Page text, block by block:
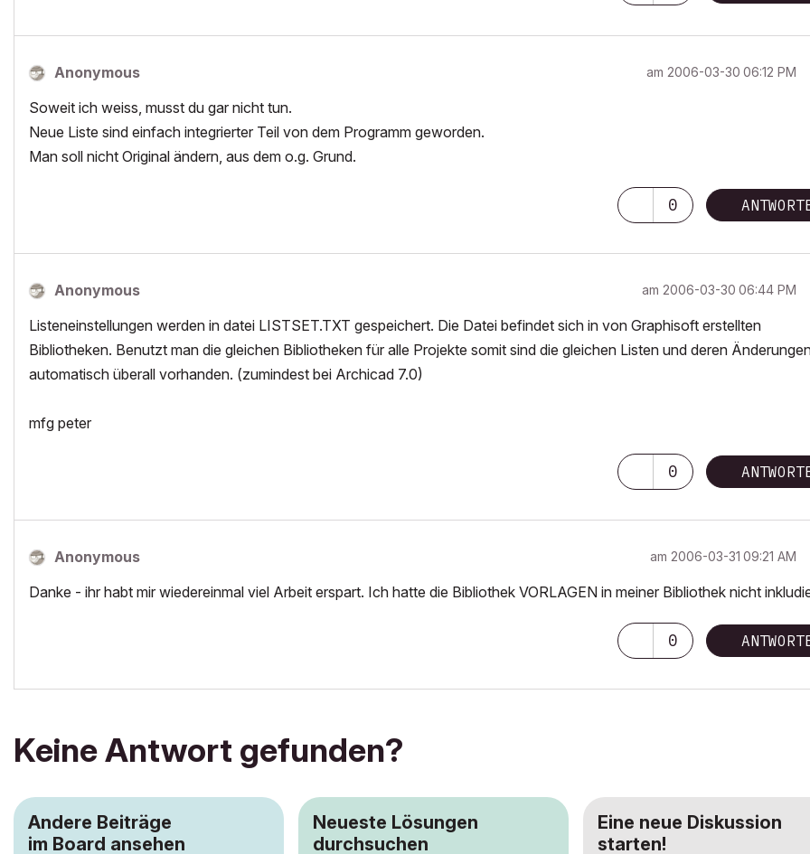
Anonymous am ‎2006-03-30 06:12 PM
Soweit ich weiss, musst du gar nicht tun.
Neue Liste sind einfach integrierter Teil von dem Programm geworden.
Man soll nicht Original ändern, aus dem o.g. Grund.
0
Anonymous am ‎2006-03-30 06:44 PM
Listeneinstellungen werden in datei LISTSET.TXT gespeichert. Die Datei befindet sich in von Graphisoft erstellten
Bibliotheken. Benutzt man die gleichen Bibliotheken für alle Projekte somit sind die gleichen Listen und deren
automatisch überall vorhanden. (zumindest bei Archicad 7.0)
mfg peter
0
Anonymous am ‎2006-03-31 09:21 AM
Danke - ihr habt mir wiedereinmal viel Arbeit erspart. Ich hatte die Bibliothek VORLAGEN in meiner Bibliothek nicht
0
Keine Antwort gefunden?
Andere Beiträge
im Board ansehen
Neueste Lösungen
durchsuchen
Eine neue Diskussion
starten!